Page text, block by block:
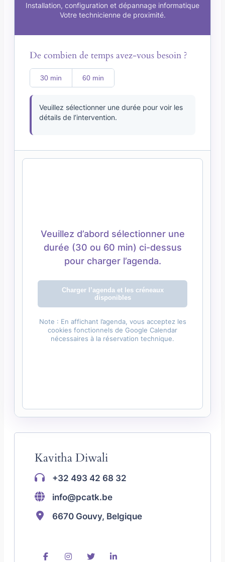
Installation, configuration et dépannage informatique
Votre technicienne de proximité.
De combien de temps avez-vous besoin ?
30 min 60 min
Veuillez sélectionner une durée pour voir les
détails de l’intervention.
Veuillez d’abord sélectionner une
durée (30 ou 60 min) ci-dessus
pour charger l’agenda.
Charger l’agenda et les créneaux
disponibles
Note : En affichant l’agenda, vous acceptez les
cookies fonctionnels de Google Calendar
nécessaires à la réservation technique.
Kavitha Diwali
+32 493 42 68 32
info@pcatk.be
6670 Gouvy, Belgique